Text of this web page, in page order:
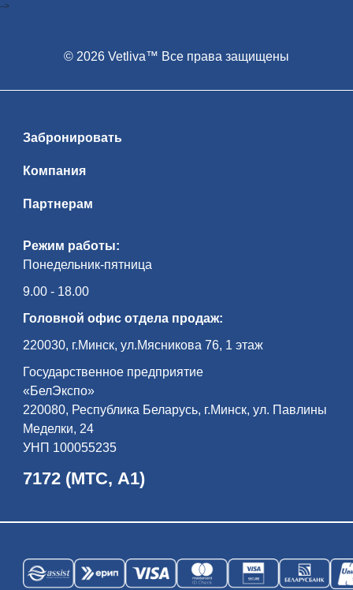
Режим работы:
Понедельник-пятница
9.00 - 18.00
Головной офис отдела продаж:
220030, г.Минск, ул.Мясникова 76, 1 этаж
Государственное предприятие
«БелЭкспо»
220080, Республика Беларусь, г.Минск, ул. Павлины
Меделки, 24
УНП 100055235
7172 (МТС, А1)
Забронировать
Компания
Партнерам
© 2026 Vetliva™ Все права защищены
-->